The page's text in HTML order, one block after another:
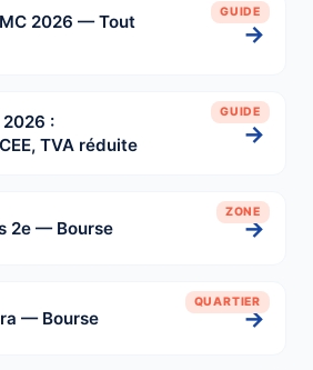
GUIDE
2026 — Tout
→
GUIDE
2026 :
TVA réduite
→
ZONE
2e — Bourse →
QUARTIER
— Bourse →